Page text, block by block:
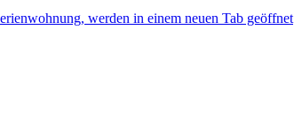
werden in einem neuen Tab geöffnet